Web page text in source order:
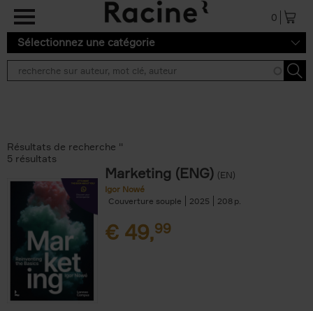
Aller au contenu principal
0
Sélectionnez une catégorie
Résultats de recherche ''
5 résultats
Marketing (ENG) (EN)
Igor Nowé
Couverture souple
2025 208
€ 49,99